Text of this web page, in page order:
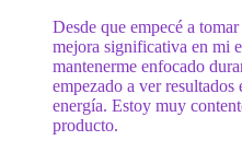
Desde que empecé a
mejora significativa en mi
mantenerme enfocado
empezado a ver
energía. Estoy muy
producto.